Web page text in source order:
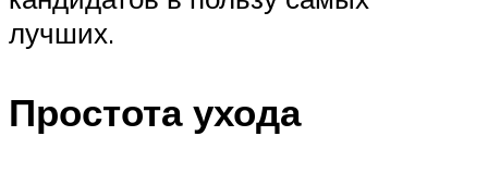
лучших.
Простота ухода